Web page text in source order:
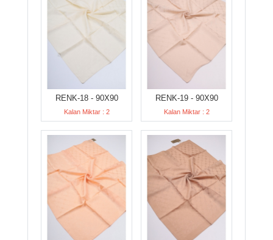
RENK-18 - 90X90
Kalan Miktar : 2
RENK-19 - 90X90
Kalan Miktar : 2